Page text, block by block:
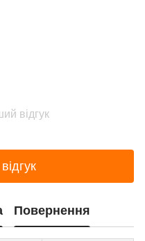
відгук
Повернення